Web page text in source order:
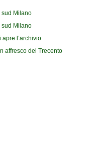
sud Milano
sud Milano
l’archivio
affresco del Trecento